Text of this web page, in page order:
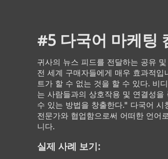
#5 다국어 마케팅
귀사의 뉴스 피드를 전달하는 공유
전 세계 구매자들에게 매우 효과적입
트가 할 수 없는 것을 할 수 있다. 비
는 사람들과의 상호작용 및 연결성
수 있는 방법을 창출한다." 다국어
전문가와 협업함으로써 어떠한 언어
니다.
실제 사례 보기: